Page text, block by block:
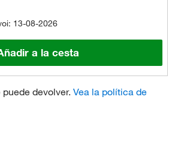
13-08-2026
a la cesta
devolver. Vea la política de